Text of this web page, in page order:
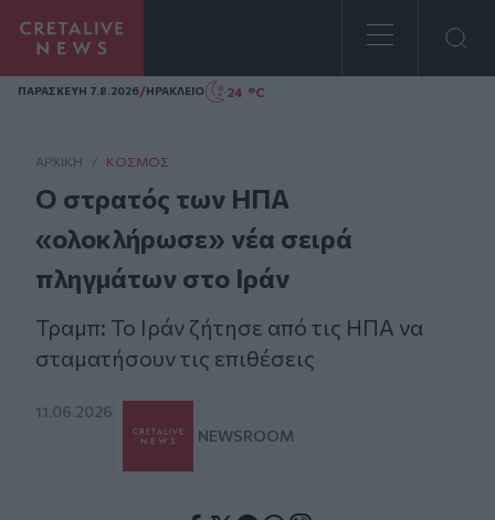
Homepage
ΠΑΡΑΣΚΕΥΗ 7.8.2026/ΗΡΑΚΛΕΙΟ 24 °C
ΑΡΧΙΚΗ / ΚΌΣΜΟΣ
Ο στρατός των ΗΠΑ
«ολοκλήρωσε» νέα σειρά
πληγμάτων στο Ιράν
Τραμπ: Το Ιράν ζήτησε από τις ΗΠΑ να
σταματήσουν τις επιθέσεις
11.06.2026
NEWSROOM